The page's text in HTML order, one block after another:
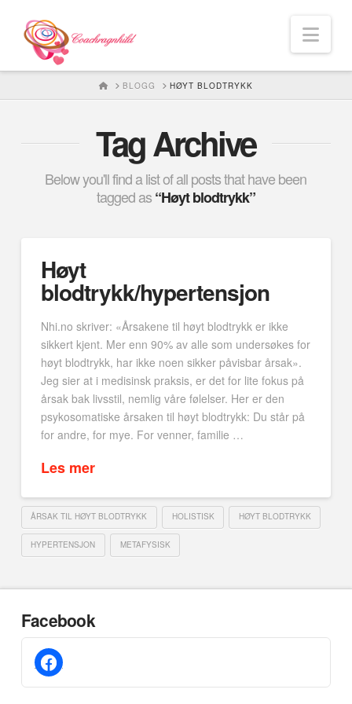
HOMEBLOGG HØYT BLODTRYKK
Tag Archive
Below you'll find a list of all posts that have been
tagged as“Høyt blodtrykk”
Høyt
blodtrykk/hypertensjon
Nhi.no skriver: «Årsakene til høyt blodtrykk er ikke
sikkert kjent. Mer enn 90% av alle som undersøkes for
høyt blodtrykk, har ikke noen sikker påvisbar årsak».
Jeg sier at i medisinsk praksis, er det for lite fokus på
årsak bak livsstil, nemlig våre følelser. Her er den
psykosomatiske årsaken til høyt blodtrykk: Du står på
for andre, for mye. For venner, familie …
Les mer
ÅRSAK TIL HØYT BLODTRYKK HOLISTISK HØYT BLODTRYKK
HYPERTENSJON METAFYSISK
Facebook
facebook